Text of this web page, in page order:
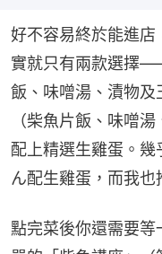
好不容易終於能進店
實就只有兩款選擇
飯、味噌湯、漬物及
（柴魚片飯、味噌
配上精選生雞蛋。
ん配生雞蛋，而我也
點完菜後你還需要